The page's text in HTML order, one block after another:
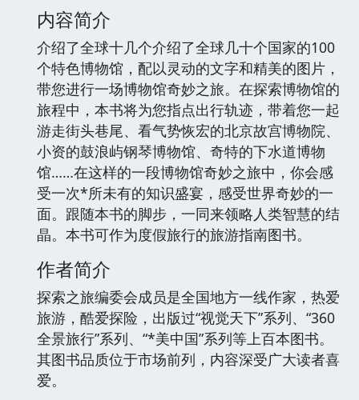
内容简介
介绍了全球十几个介绍了全球几十个国家的100
个特色博物馆，配以灵动的文字和精美的图片，
带您进行一场博物馆奇妙之旅。在探索博物馆的
旅程中，本书将为您指点出行轨迹，带着您一起
游走街头巷尾、看气势恢宏的北京故宫博物院、
小资的鼓浪屿钢琴博物馆、奇特的下水道博物
馆……在这样的一段博物馆奇妙之旅中，你会感
受一次*所未有的知识盛宴，感受世界奇妙的一
面。跟随本书的脚步，一同来领略人类智慧的结
晶。本书可作为度假旅行的旅游指南图书。
作者简介
探索之旅编委会成员是全国地方一线作家，热爱
旅游，酷爱探险，出版过“视觉天下”系列、“360
全景旅行”系列、“*美中国”系列等上百本图书。
其图书品质位于市场前列，内容深受广大读者喜
爱。